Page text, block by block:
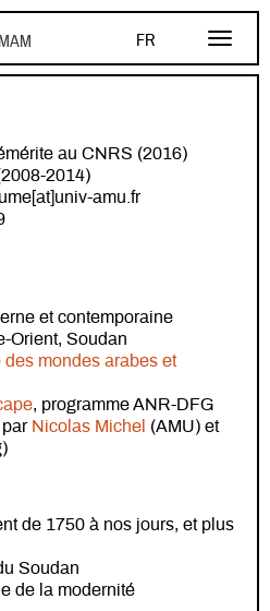
FR
EN
Aller au contenu principal
au CNRS (2016)
2014)
amu.fr
et contemporaine
Orient, Soudan
des mondes arabes et
, programme ANR-DFG
par Nicolas Michel (AMU) et
de 1750 à nos jours, et plus
Soudan
de la modernité